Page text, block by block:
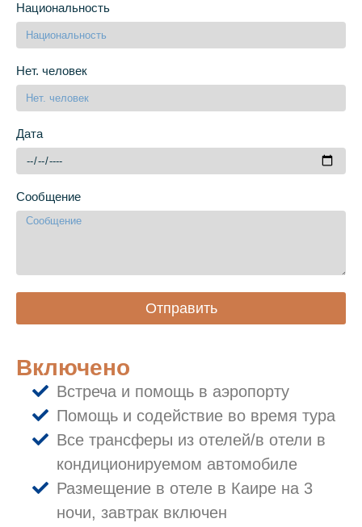
Национальность
Нет. человек
Дата
Сообщение
Отправить
Включено
Встреча и помощь в аэропорту
Помощь и содействие во время тура
Все трансферы из отелей/в отели в
кондиционируемом автомобиле
Размещение в отеле в Каире на 3
ночи, завтрак включен